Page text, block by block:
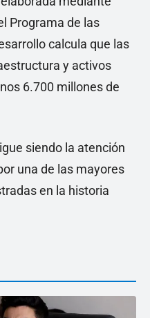
Programa de las
calcula que las
y activos
6.700 millones de
siendo la atención
una de las mayores
en la historia